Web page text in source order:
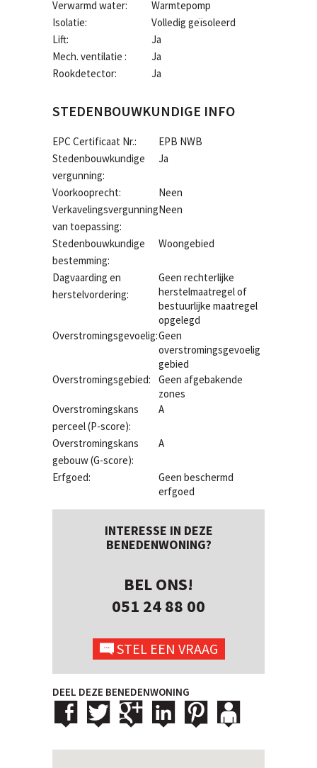
Verwarmd water:
Warmtepomp
Isolatie:
Volledig geïsoleerd
Lift:
Ja
Mech. ventilatie :
Ja
Rookdetector:
Ja
STEDENBOUWKUNDIGE INFO
EPC Certificaat Nr.:
EPB NWB
Stedenbouwkundige
vergunning:
Ja
Voorkooprecht:
Neen
Verkavelingsvergunning
van toepassing:
Neen
Stedenbouwkundige
bestemming:
Woongebied
Dagvaarding en
herstelvordering:
Geen rechterlijke
herstelmaatregel of
bestuurlijke maatregel
opgelegd
Overstromingsgevoelig:Geen
overstromingsgevoelig
gebied
Overstromingsgebied:
Geen afgebakende
zones
Overstromingskans
perceel (P-score):
A
Overstromingskans
gebouw (G-score):
A
Erfgoed:
Geen beschermd
erfgoed
INTERESSE IN DEZE
BENEDENWONING?
BEL ONS!
051 24 88 00
STEL EEN VRAAG
DEEL DEZE BENEDENWONING